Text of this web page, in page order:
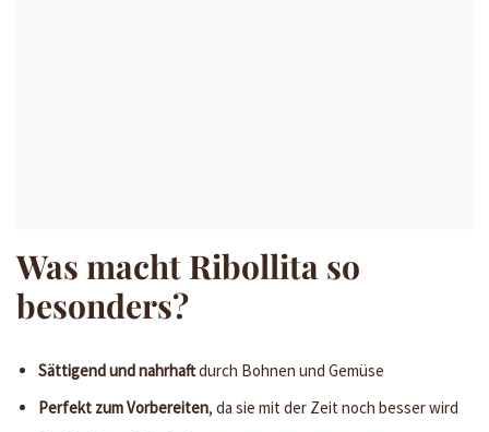
Was macht Ribollita so
besonders?
Sättigend und nahrhaftdurch Bohnen und Gemüse
Perfekt zum Vorbereiten, da sie mit der Zeit noch besser wird